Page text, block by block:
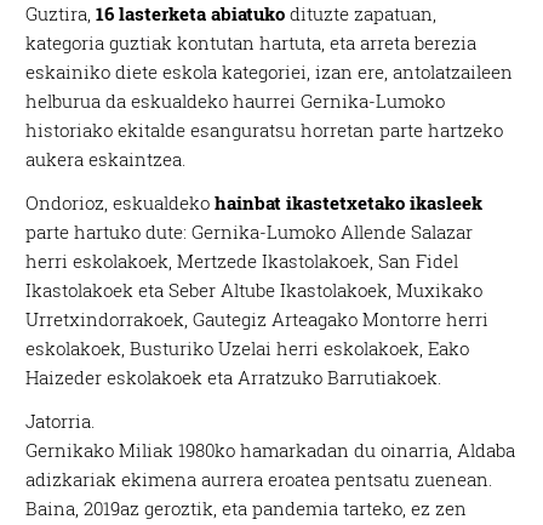
Guztira, 16 lasterketa abiatuko dituzte zapatuan,
kategoria guztiak kontutan hartuta, eta arreta berezia
eskainiko diete eskola kategoriei, izan ere, antolatzaileen
helburua da eskualdeko haurrei Gernika-Lumoko
historiako ekitalde esanguratsu horretan parte hartzeko
aukera eskaintzea.
Ondorioz, eskualdekohainbat ikastetxetako ikasleek
parte hartuko dute: Gernika-Lumoko Allende Salazar
herri eskolakoek, Mertzede Ikastolakoek, San Fidel
Ikastolakoek eta Seber Altube Ikastolakoek, Muxikako
Urretxindorrakoek, Gautegiz Arteagako Montorre herri
eskolakoek, Busturiko Uzelai herri eskolakoek, Eako
Haizeder eskolakoek eta Arratzuko Barrutiakoek.
Jatorria.
Gernikako Miliak 1980ko hamarkadan du oinarria, Aldaba
adizkariak ekimena aurrera eroatea pentsatu zuenean.
Baina, 2019az geroztik, eta pandemia tarteko, ez zen